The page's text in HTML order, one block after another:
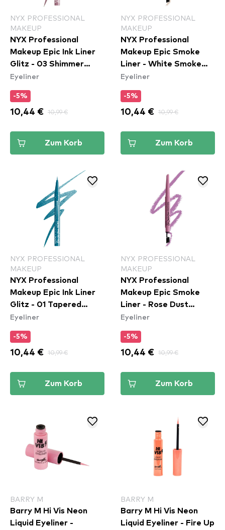
NYX PROFESSIONAL
MAKEUP
NYX Professional
Makeup Epic Ink Liner
Glitz - 03 Shimmer
Stitch
Eyeliner
-5%
10,44 € 10,99 €
Zum Korb
NYX PROFESSIONAL
MAKEUP
NYX Professional
Makeup Epic Smoke
Liner - White Smoke
(ESL01)
Eyeliner
-5%
10,44 € 10,99 €
Zum Korb
NYX PROFESSIONAL
MAKEUP
NYX Professional
Makeup Epic Ink Liner
Glitz - 01 Tapered
Twinkle
Eyeliner
-5%
10,44 € 10,99 €
Zum Korb
NYX PROFESSIONAL
MAKEUP
NYX Professional
Makeup Epic Smoke
Liner - Rose Dust
(ESL04)
Eyeliner
-5%
10,44 € 10,99 €
Zum Korb
BARRY M
Barry M Hi Vis Neon
Liquid Eyeliner -
BARRY M
Barry M Hi Vis Neon
Liquid Eyeliner - Fire Up